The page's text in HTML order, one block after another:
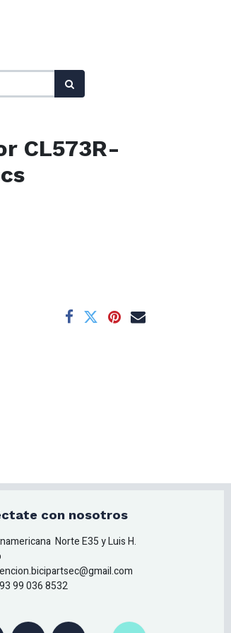
CL573R-
con nosotros
Norte E35 y Luis H.
99 036 8532